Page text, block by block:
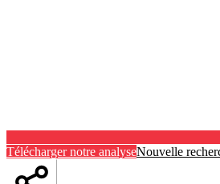
Télécharger notre analyseNouvelle